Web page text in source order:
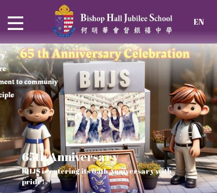
EN
Thrive and Shine in HKDSE
2026
65th Anniversary
BHJS is entering its 65th Anniversary with
pride!
Verse of July
SOLAR POWER PROJECT
Our Mission to a sustainable future
CHRISTIAN EDUCATION
We rejoice in the knowledge of God's truth